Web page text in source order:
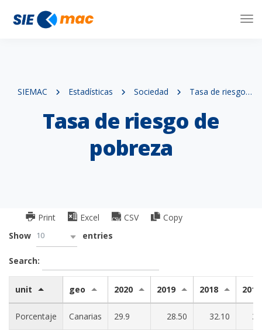
SIEMAC Estadísticas Sociedad Tasa de riesgo de pobreza
Tasa de riesgo de
pobreza
Print Excel CSV
Copy
Show
10 entries
Search:
unit geo 2020 2019 2018 2017
Porcentaje Canarias 29.9 28.50 32.10